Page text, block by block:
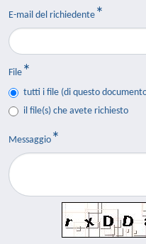
E-mail del richiedente
File
tutti i file (di questo
il file(s) che avete richiesto
Messaggio